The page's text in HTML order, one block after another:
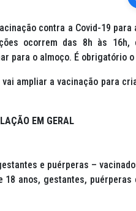
contra a Covid-19 para
ocorrem das 8h às 16h,
para o almoço. É obrigatório
ampliar a vacinação para
EM GERAL
e puérperas –
18 anos, gestantes,